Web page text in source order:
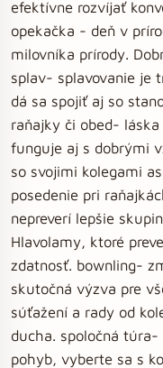
efektívne rozvíjať
opekačka - deň v
milovníka prírody.
splav- splavovanie je
dá sa spojiť aj so
raňajky či obed-
funguje aj s dobrými
so svojimi kolegami
posedenie pri
nepreverí lepšie
Hlavolamy, ktoré
zdatnosť. bownling-
skutočná výzva pre
súťažení a rady od
ducha. spoločná
pohyb, vyberte sa s